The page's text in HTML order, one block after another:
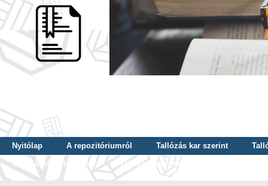
Nyitólap A repozitóriumról Tallózás kar szerint
Tallózás dátum szerint
Tallózás tudományterület szerint